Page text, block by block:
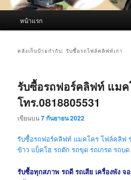
หน้าแรก
คลังเก็บป้ายกำกับ:รับซื้อรถโฟล์คลิฟท์เก่า
รับซื้อรถฟอร์คลิฟท์ แมค
โทร.0818805531
เขียนบน7 กันยายน 2022
รับซื้อรถฟอร์คลิฟท์ แมคโคร โฟล์คลิฟ ร
ข้าว แบ็คโฮ รถตัก รถขุด รถเกรด รถบด
รับซื้อทุกสภาพ รถดี รถเสีย เครื่องพัง จ